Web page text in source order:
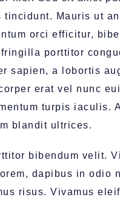
tincidunt. Mauris ut
orci efficitur,
porttitor
sapien, a lobortis
erat vel nunc
turpis iaculis.
blandit ultrices.
bibendum velit.
dapibus in odio
risus. Vivamus